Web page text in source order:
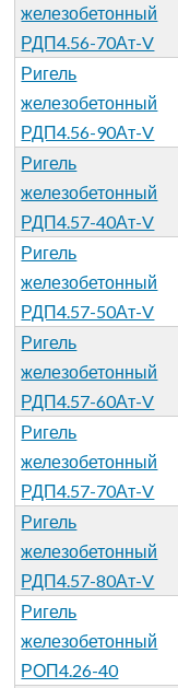
железобетонный
РДП4.56-70Ат-V
Ригель
железобетонный
РДП4.56-90Ат-V
Ригель
железобетонный
РДП4.57-40Ат-V
Ригель
железобетонный
РДП4.57-50Ат-V
Ригель
железобетонный
РДП4.57-60Ат-V
Ригель
железобетонный
РДП4.57-70Ат-V
Ригель
железобетонный
РДП4.57-80Ат-V
Ригель
железобетонный
РОП4.26-40